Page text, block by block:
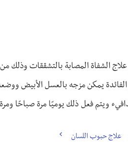
الشفاة المصابة بالتشققات وذلك
يمكن مزجه بالعسل الأبيض
ويتم فعل ذلك يوميًا مرة صباحًا
علاج حبوب اللسان